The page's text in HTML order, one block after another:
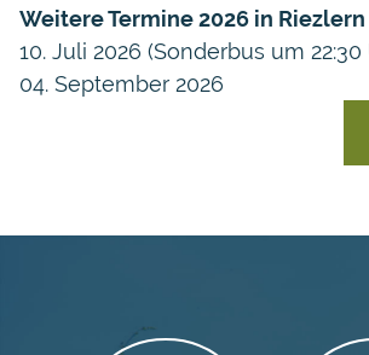
Weitere Termine 2026 in Riezlern
10. Juli 2026 (Sonderbus um 22:30
04. September 2026